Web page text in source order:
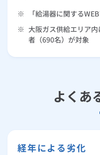
後継機種検索
※
「給湯器に関する
※ 大阪ガス供給エリア
者（690名）が対象
よくあ
経年による劣化